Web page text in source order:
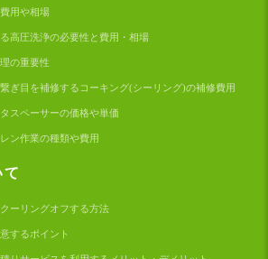
用や相場
高圧洗浄の必要性と費用・相場
の重要性
ぎ目を補修するコーキング(シーリング)の補修費用
スペーサーの価格や単価
ン作業の種類や費用
ーリングオフする方法
するポイント